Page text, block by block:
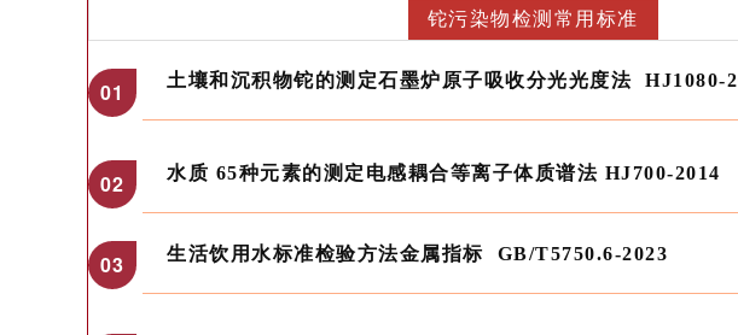
铊污染物检测常用标准
01 土壤和沉积物铊的测定石墨炉原子吸收分光光度法 HJ1080-
02 水质 65种元素的测定电感耦合等离子体质谱法 HJ700-2014
03 生活饮用水标准检验方法金属指标 GB/T5750.6-2023